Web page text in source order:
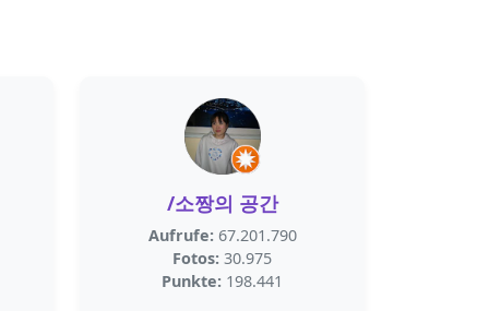
/소짱의 공간
Aufrufe: 67.201.790
Fotos: 30.975
Punkte: 198.441